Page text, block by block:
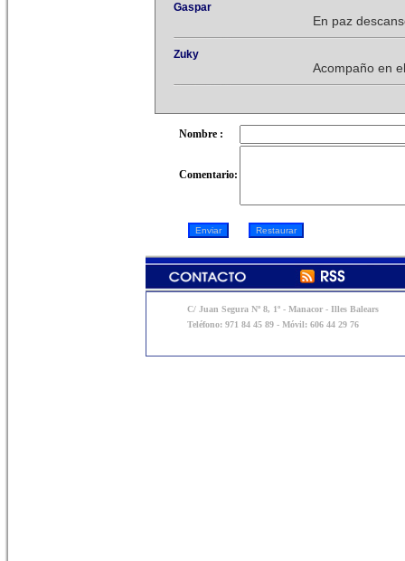
Gaspar
En paz
Zuky
Acompaño en
Nombre :
Comentario:
C/ Juan Segura Nº 8, 1º - Manacor - Illes Balears
Teléfono: 971 84 45 89 - Móvil: 606 44 29 76